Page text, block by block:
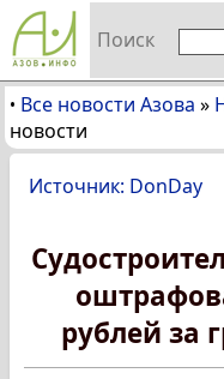
Поиск
• Все новости Азова »
новости
Источник: DonDay
рублей за